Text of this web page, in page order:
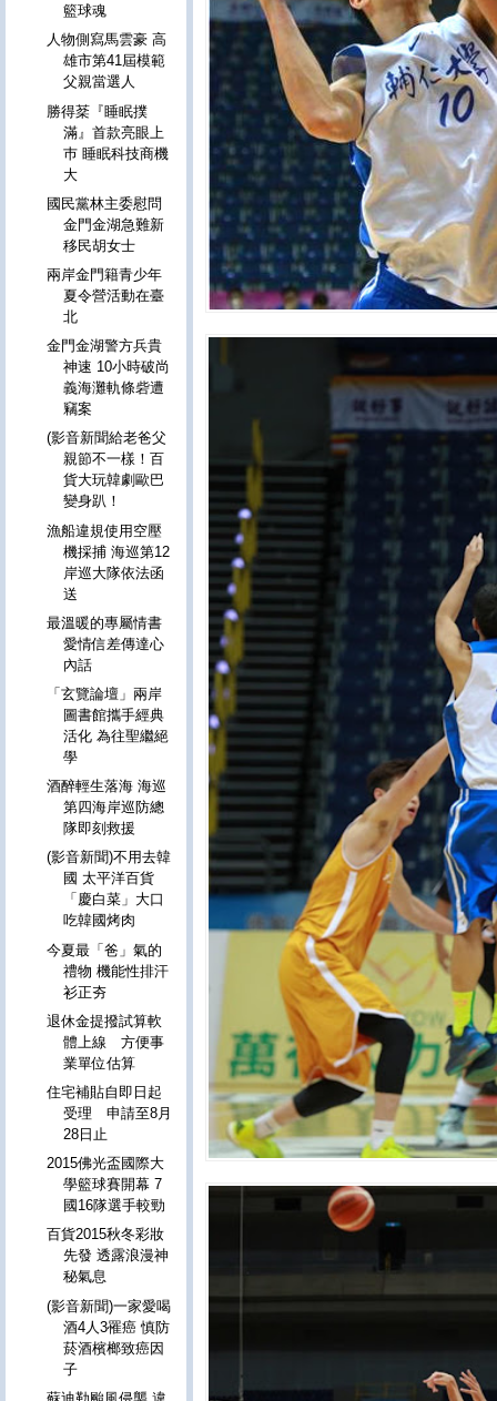
籃球魂
人物側寫馬雲豪 高
雄市第41屆模範
父親當選人
勝得棻『睡眠撲
滿』首款亮眼上
巿 睡眠科技商機
大
國民黨林主委慰問
金門金湖急難新
移民胡女士
兩岸金門籍青少年
夏令營活動在臺
北
金門金湖警方兵貴
神速 10小時破尚
義海灘軌條砦遭
竊案
(影音新聞給老爸父
親節不一樣！百
貨大玩韓劇歐巴
變身趴！
漁船違規使用空壓
機採捕 海巡第12
岸巡大隊依法函
送
最溫暖的專屬情書
愛情信差傳達心
內話
「玄覽論壇」兩岸
圖書館攜手經典
活化 為往聖繼絕
學
酒醉輕生落海 海巡
第四海岸巡防總
隊即刻救援
(影音新聞)不用去韓
國 太平洋百貨
「慶白菜」大口
吃韓國烤肉
今夏最「爸」氣的
禮物 機能性排汗
衫正夯
退休金提撥試算軟
體上線 方便事
業單位估算
住宅補貼自即日起
受理 申請至8月
28日止
2015佛光盃國際大
學籃球賽開幕 7
國16隊選手較勁
百貨2015秋冬彩妝
先發 透露浪漫神
秘氣息
(影音新聞)一家愛喝
酒4人3罹癌 慎防
菸酒檳榔致癌因
子